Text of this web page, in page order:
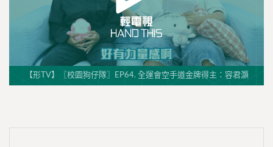
【形TV】〖校園狗仔隊〗EP64. 全運會空手道金牌得主：容君灝